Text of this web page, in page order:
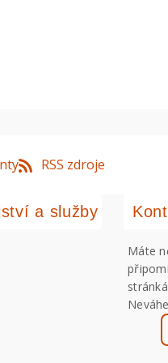
RSS zdroje
a služby
Máte